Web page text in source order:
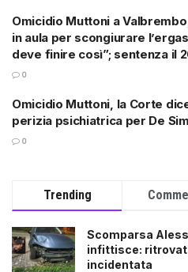
Omicidio Muttoni a
in aula per scongiurare
deve finire così”; sentenza il
0
Omicidio Muttoni, la Corte
perizia psichiatrica per De
0
Trending
Scomparsa
infittisce:
incidentata